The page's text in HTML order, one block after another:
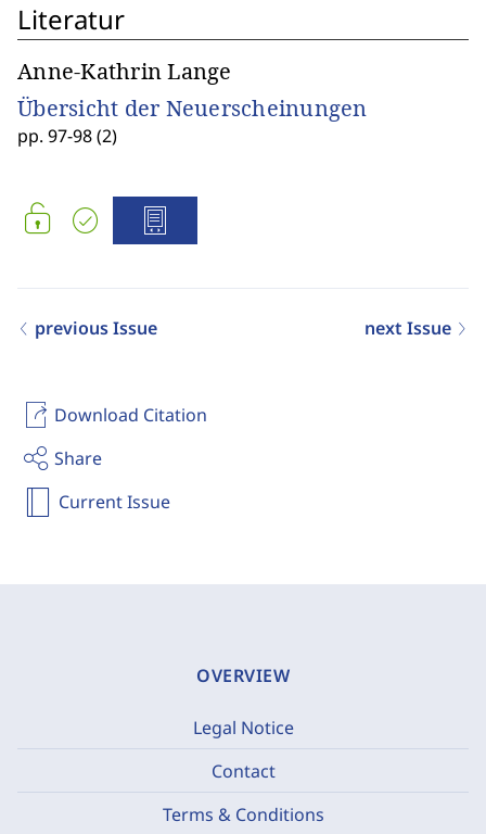
Download Citation
Share
Current Issue
Literatur
Anne-Kathrin Lange
Übersicht der Neuerscheinungen
pp. 97-98 (2)
previous Issue next Issue
OVERVIEW
Legal Notice
Contact
Terms & Conditions